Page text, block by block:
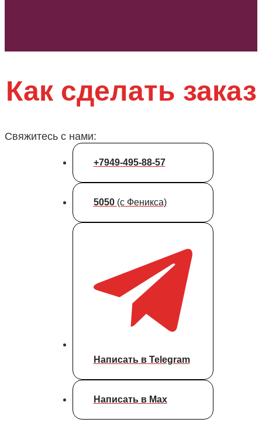
Как сделать заказ
Свяжитесь с нами:
+7949-495-88-57
5050 (с Феникса)
Написать в Telegram
Написать в Max